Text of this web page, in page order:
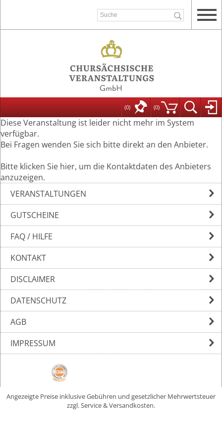
(0) (0)
Diese Veranstaltung ist leider nicht mehr im System
verfügbar.
Bei Fragen wenden Sie sich bitte direkt an den Anbieter.
Bitte klicken Sie hier, um die Kontaktdaten des Anbieters
anzuzeigen.
VERANSTALTUNGEN
GUTSCHEINE
FAQ / HILFE
KONTAKT
DISCLAIMER
DATENSCHUTZ
AGB
IMPRESSUM
Angezeigte Preise inklusive Gebühren und gesetzlicher Mehrwertsteuer
zzgl. Service & Versandkosten.